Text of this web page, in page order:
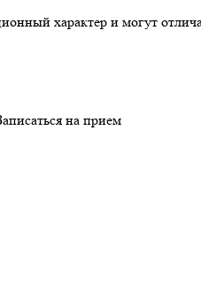
характер и могут
на прием